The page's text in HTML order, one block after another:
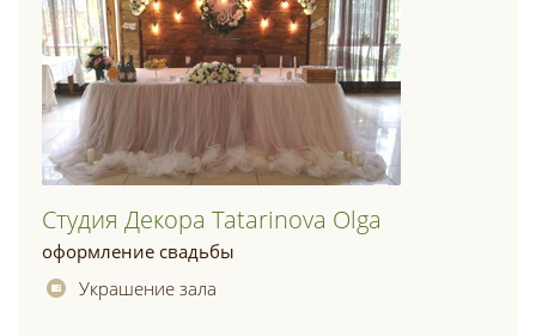
Студия Декора Tatarinova Olga
оформление свадьбы
Украшение зала